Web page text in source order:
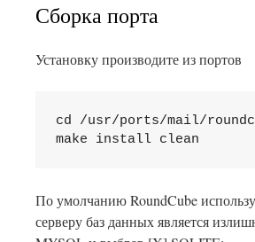
Сборка порта
Установку производите из портов
cd /usr/ports/mail/
make install clean
По умолчанию RoundCube
серверу баз данных является